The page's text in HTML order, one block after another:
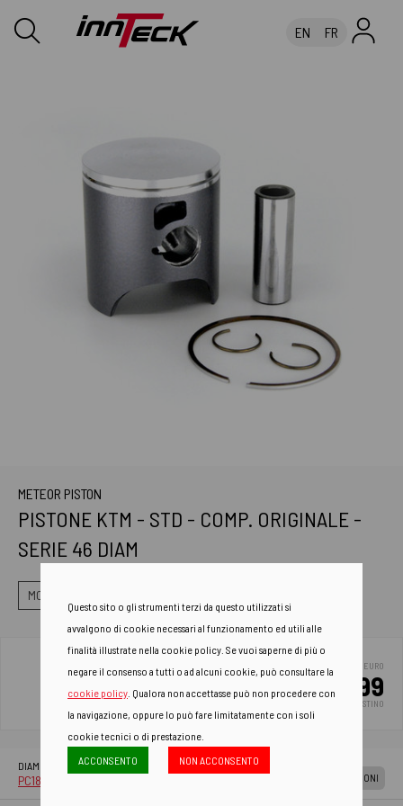
EN FR
METEOR PISTON
PISTONE KTM - STD - COMP. ORIGINALE -
SERIE 46 DIAM
MOTORE
EURO
96.99
PREZZO DI LISTINO
DIAM 46,94
PC1852A APPLICAZIONI
CARRELLO
Questo sito o gli strumenti terzi da questo utilizzati si
avvalgono di cookie necessari al funzionamento ed utili alle
finalità illustrate nella cookie policy. Se vuoi saperne di più o
negare il consenso a tutti o ad alcuni cookie, può consultare la
cookie policy . Qualora non accettasse può non procedere con
la navigazione, oppure lo può fare limitatamente con i soli
cookie tecnici o di prestazione.
ACCONSENTO
NON ACCONSENTO